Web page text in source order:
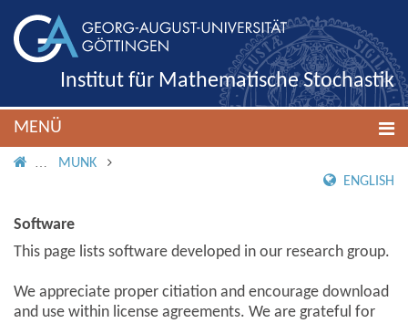
Institut für Mathematische Stochastik
MENÜ
IMS ROOT
MUNK
ENGLISH
Software
This page lists software developed in our research group.
We appreciate proper citiation and encourage download
and use within license agreements. We are grateful for